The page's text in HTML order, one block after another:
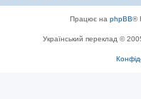
Працює на phpBB®
Український переклад ©